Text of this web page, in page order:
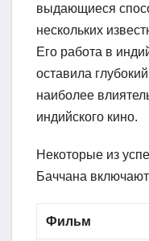
выдающиеся
нескольких
Его работа в
оставила
наиболее
индийского кино.
Некоторые из
Баччана
Фильм